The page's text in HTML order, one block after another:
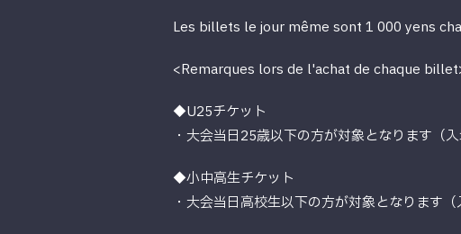
Les billets le jour même sont 1 000 yens
<Remarques lors de l'achat de chaque
◆U25チケット
・大会当日25歳以下の方が対象となります（
◆小中高生チケット
・大会当日高校生以下の方が対象となります（